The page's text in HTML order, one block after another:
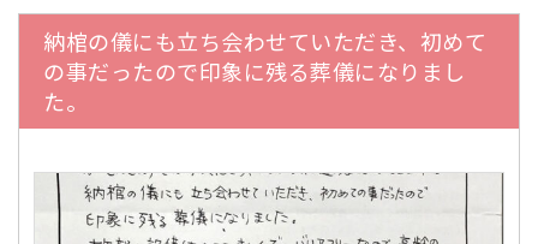
納棺の儀にも立ち会わせていただき、初めて
の事だったので印象に残る葬儀になりまし
た。